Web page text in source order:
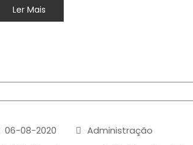
Ler Mais
06-08-2020 Administração